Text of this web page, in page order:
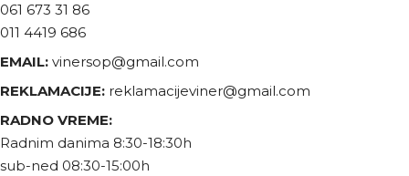
061 673 31 86
011 4419 686
EMAIL: vinersop@gmail.com
REKLAMACIJE: reklamacijeviner@gmail.com
RADNO VREME:
Radnim danima 8:30-18:30h
sub-ned 08:30-15:00h